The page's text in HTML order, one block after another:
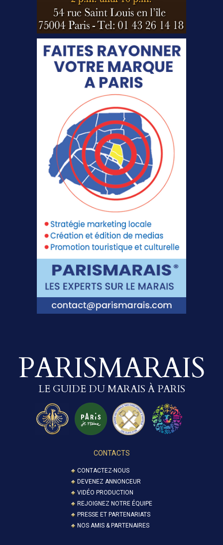
PARISMARAIS
LE GUIDE DU MARAIS À PARIS
CONTACTS
CONTACTEZ-NOUS
DEVENEZ ANNONCEUR
VIDÉO PRODUCTION
REJOIGNEZ NOTRE ÉQUIPE
PRESSE ET PARTENARIATS
NOS AMIS & PARTENAIRES